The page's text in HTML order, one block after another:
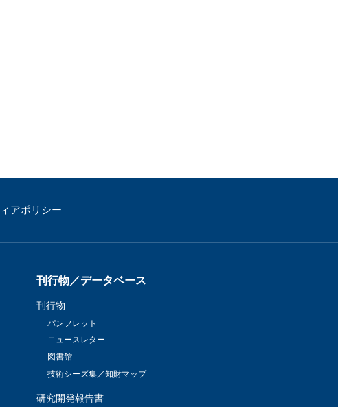
アポリシー
刊行物／データベース
刊行物
パンフレット
ニュースレター
図書館
技術シーズ集／知財マップ
研究開発報告書